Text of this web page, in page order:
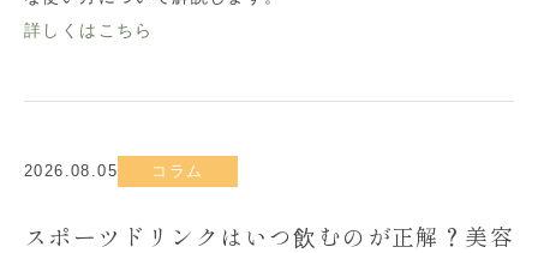
詳しくはこちら
2026.08.05 コラム
スポーツドリンクはいつ飲むのが正解？美容